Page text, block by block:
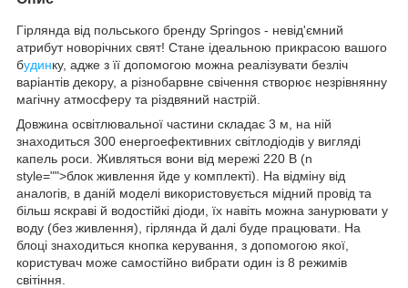
Гірлянда від польського бренду Springos - невід'ємний
атрибут новорічних свят! Стане ідеальною прикрасою вашого
будинку, адже з її допомогою можна реалізувати безліч
варіантів декору, а різнобарвне свічення створює незрівнянну
магічну атмосферу та різдвяний настрій.
Довжина освітлювальної частини складає 3 м , на ній
знаходиться 300 енергоефективних світлодіодів у вигляді
капель роси. Живляться вони від мережі 220 В (n
style="">блок живлення йде у комплекті). На відміну від
аналогів, в даній моделі використовується мідний провід та
більш яскраві й водостійкі діоди, їх навіть можна занурювати у
воду (без живлення), гірлянда й далі буде працювати. На
блоці знаходиться кнопка керування, з допомогою якої,
користувач може самостійно вибрати один із 8 режимів
світіння